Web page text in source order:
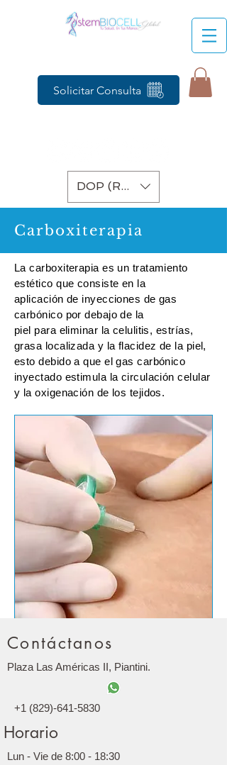
Solicitar Consulta
DOP (RD$)
Carboxiterapia
La carboxiterapia es un tratamiento
estético que consiste en la
aplicación de inyecciones de gas
carbónico por debajo de la
piel para eliminar la celulitis, estrías,
grasa localizada y la flacidez de la piel,
esto debido a que el gas carbónico
inyectado estimula la circulación celular
y la oxigenación de los tejidos.
Contáctanos
Plaza Las Américas II, Piantini.
+1 (829)-641-5830
Horario
Lun - Vie de 8:00 - 18:30